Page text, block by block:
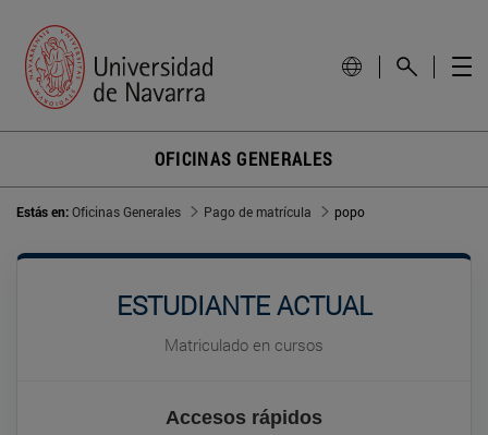
OFICINAS GENERALES
Estás en:Oficinas Generales Pago de matrícula popo
ESTUDIANTE ACTUAL
Matriculado en cursos
Accesos rápidos